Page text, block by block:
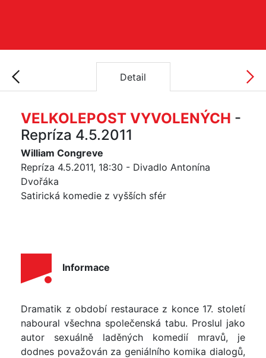
Detail
VELKOLEPOST VYVOLENÝCH -
Repríza 4.5.2011
William Congreve
Repríza 4.5.2011, 18:30 - Divadlo Antonína
Dvořáka
Satirická komedie z vyšších sfér
Informace
Dramatik z období restaurace z konce 17. století
naboural všechna společenská tabu. Proslul jako
autor sexuálně laděných komedií mravů, je
dodnes považován za geniálního komika dialogů,